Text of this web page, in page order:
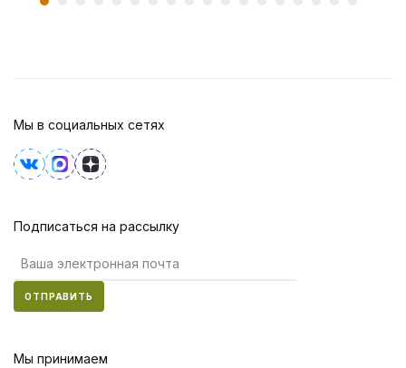
Мы в социальных сетях
Подписаться на рассылку
ОТПРАВИТЬ
Мы принимаем